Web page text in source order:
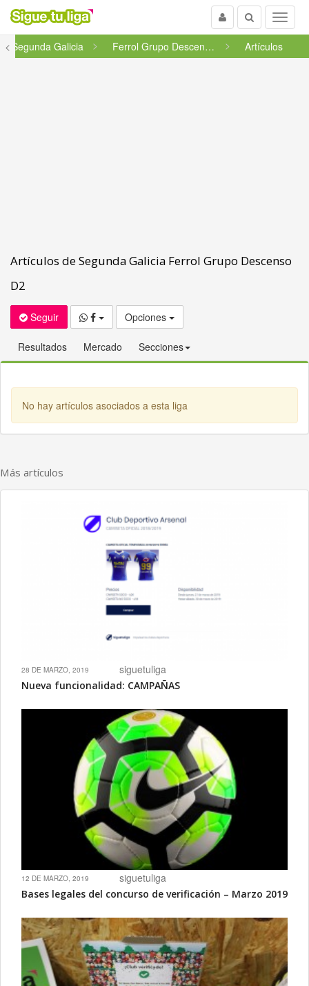
Menu
Buscar
Usuario
< Segunda Galicia Ferrol Grupo Descenso D2 Artículos
Artículos de Segunda Galicia Ferrol Grupo Descenso
D2
Seguir Opciones
Resultados Mercado Secciones
No hay artículos asociados a esta liga
Más artículos
28 DE MARZO, 2019 siguetuliga
Nueva funcionalidad: CAMPAÑAS
12 DE MARZO, 2019 siguetuliga
Bases legales del concurso de verificación – Marzo 2019